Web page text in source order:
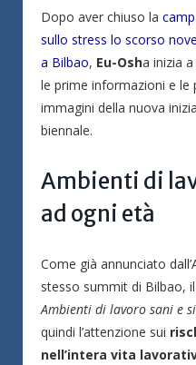
Dopo aver chiuso la
sullo stress lo scorso
a Bilbao, Eu-Osha inizia
le prime informazioni e le
immagini della nuova
biennale.
Ambienti di
ad ogni età
Come già annunciato
stesso summit di Bilbao,
Ambienti di lavoro sani e
quindi l’attenzione sui
nell’intera vita